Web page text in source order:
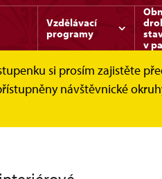
Vzdělávací
programy
v
si prosím zajistěte
návštěvnické